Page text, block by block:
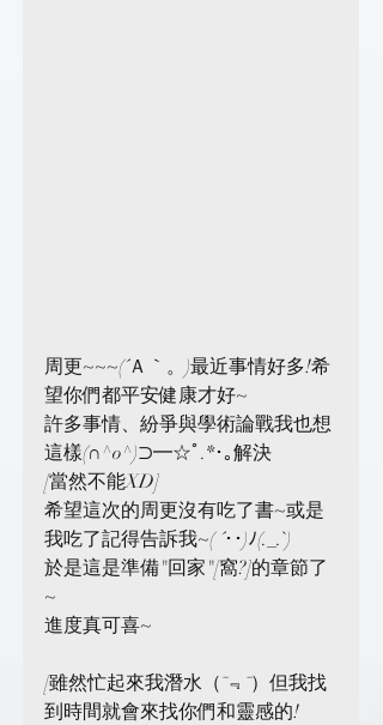
周更~~~(´Ａ｀。)最近事情好多!希
望你們都平安健康才好~
許多事情、紛爭與學術論戰我也想
這樣(∩^o^)⊃━☆ﾟ.*･｡解決
[當然不能XD]
希望這次的周更沒有吃了書~或是
我吃了記得告訴我~( ´･･)ﾉ(._.`)
於是這是準備"回家"[窩?]的章節了
~
進度真可喜~
[雖然忙起來我潛水（¯﹃¯）但我找
到時間就會來找你們和靈感的!